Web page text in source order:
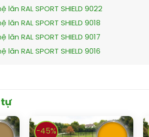
RAL SPORT SHIELD 9022
RAL SPORT SHIELD 9018
RAL SPORT SHIELD 9017
RAL SPORT SHIELD 9016
tự
-45%